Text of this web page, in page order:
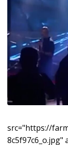
src="https://